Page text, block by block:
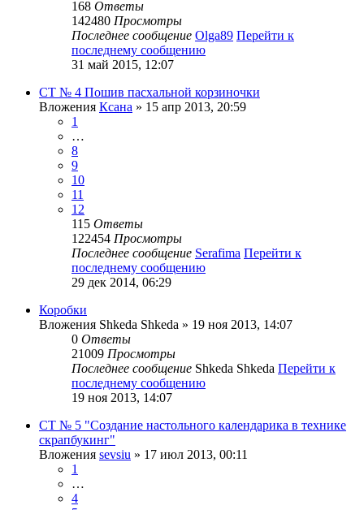
168 Ответы
142480 Просмотры
Последнее сообщение Olga89 Перейти к
последнему сообщению
31 май 2015, 12:07
СТ № 4 Пошив пасхальной корзиночки
Вложения Ксана » 15 апр 2013, 20:59
1
…
8
9
10
11
12
115 Ответы
122454 Просмотры
Последнее сообщение Serafima Перейти к
последнему сообщению
29 дек 2014, 06:29
Коробки
Вложения Shkeda Shkeda » 19 ноя 2013, 14:07
0 Ответы
21009 Просмотры
Последнее сообщение Shkeda Shkeda Перейти к
последнему сообщению
19 ноя 2013, 14:07
СТ № 5 "Создание настольного календарика в технике
скрапбукинг"
Вложения sevsiu » 17 июл 2013, 00:11
1
…
4